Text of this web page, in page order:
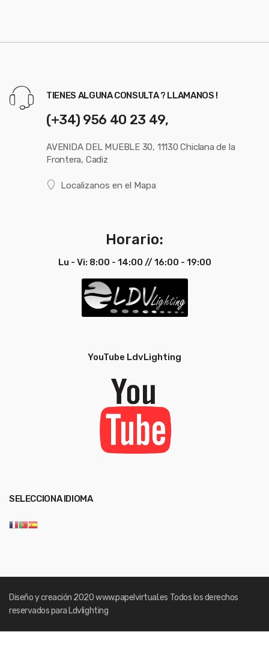
TIENES ALGUNA CONSULTA ? LLAMANOS !
(+34) 956 40 23 49,
AVENIDA DEL MUEBLE 30, 11130 Chiclana de la
Frontera, Cadiz
Localizanos en el Mapa
Horario:
Lu - Vi: 8:00 - 14:00 // 16:00 - 19:00
YouTube LdvLighting
SELECCIONA IDIOMA
Diseño y creación 2020www.papelvirtual.es Todos los derechos
reservados para Ldvlighting